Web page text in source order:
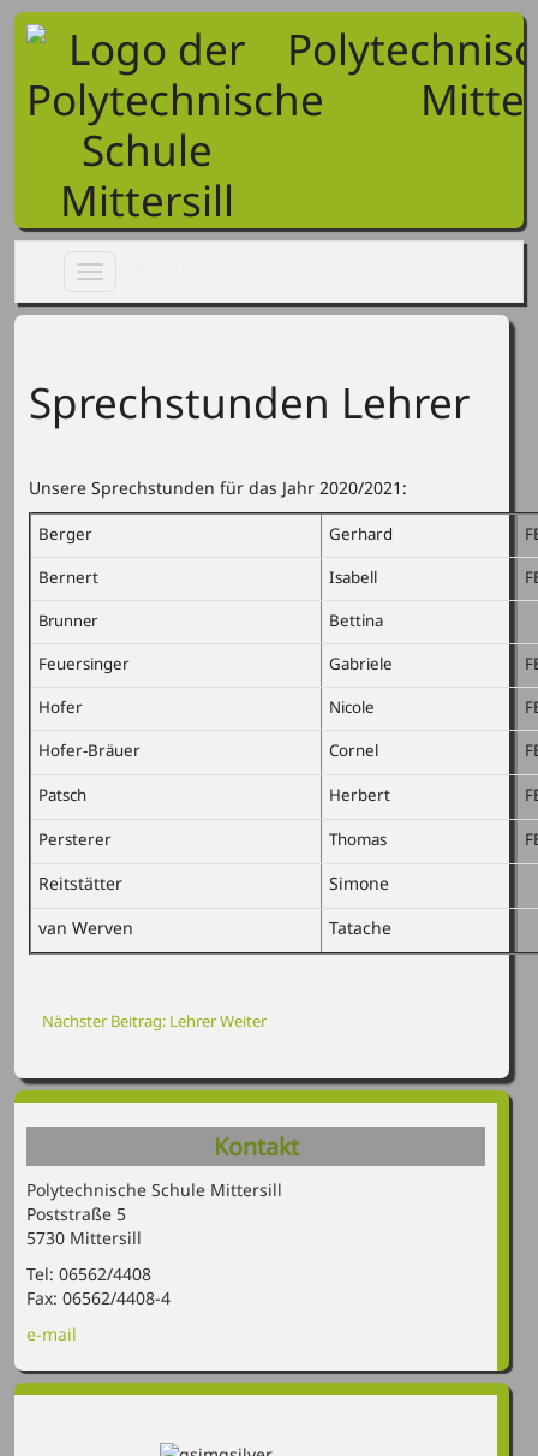
Toggle
navigation
Sprechstunden Lehrer
Unsere Sprechstunden für das Jahr 2020/2021:
Berger Gerhard
Bernert
Isabell
Brunner
Bettina
Feuersinger
Gabriele
Hofer
Nicole
Hofer-Bräuer
Cornel
Patsch Herbert
Persterer Thomas
Reitstätter
Simone
van Werven
Tatache
Nächster Beitrag: LehrerWeiter
Kontakt
Polytechnische Schule Mittersill
Poststraße 5
5730 Mittersill
Tel: 06562/4408
Fax: 06562/4408-4
e-mail